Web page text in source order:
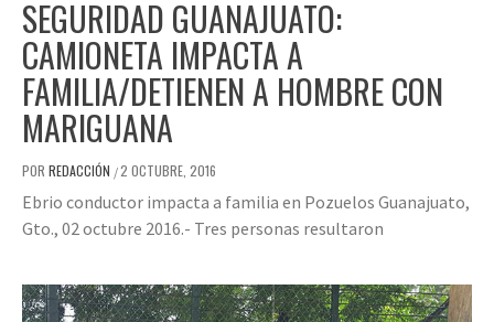
SEGURIDAD GUANAJUATO:
CAMIONETA IMPACTA A
FAMILIA/DETIENEN A HOMBRE CON
MARIGUANA
POR REDACCIÓN /2 OCTUBRE, 2016
Ebrio conductor impacta a familia en Pozuelos Guanajuato,
Gto., 02 octubre 2016.- Tres personas resultaron